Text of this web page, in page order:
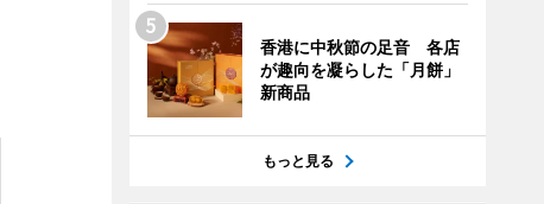
香港に中秋節の足音 各店
が趣向を凝らした「月餅」
新商品
もっと見る